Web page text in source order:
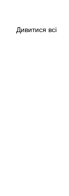
Дивитися всі